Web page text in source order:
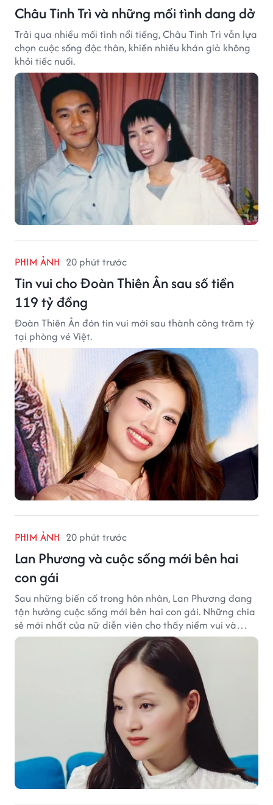
Châu Tinh Trì và những mối tình dang dở
Trải qua nhiều mối tình nổi tiếng, Châu Tinh Trì vẫn lựa
chọn cuộc sống độc thân, khiến nhiều khán giả không
khỏi tiếc nuối.
PHIM ẢNH 20 phút trước
Tin vui cho Đoàn Thiên Ân sau số tiền
119 tỷ đồng
Đoàn Thiên Ân đón tin vui mới sau thành công trăm tỷ
tại phòng vé Việt.
PHIM ẢNH 20 phút trước
Lan Phương và cuộc sống mới bên hai
con gái
Sau những biến cố trong hôn nhân, Lan Phương đang
tận hưởng cuộc sống mới bên hai con gái. Những chia
sẻ mới nhất của nữ diễn viên cho thấy niềm vui và
hạnh phúc hiện tại đến từ những điều bình dị mỗi